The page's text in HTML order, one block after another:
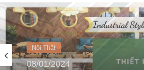
Nội Thất
08/01/2024